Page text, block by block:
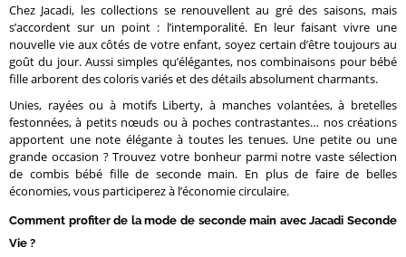
Chez Jacadi, les collections se renouvellent au gré des saisons, mais
s’accordent sur un point : l’intemporalité. En leur faisant vivre une
nouvelle vie aux côtés de votre enfant, soyez certain d’être toujours au
goût du jour. Aussi simples qu’élégantes, nos combinaisons pour bébé
fille arborent des coloris variés et des détails absolument charmants.
Unies, rayées ou à motifs Liberty, à manches volantées, à bretelles
festonnées, à petits nœuds ou à poches contrastantes… nos créations
apportent une note élégante à toutes les tenues. Une petite ou une
grande occasion ? Trouvez votre bonheur parmi notre vaste sélection
de combis bébé fille de seconde main. En plus de faire de belles
économies, vous participerez à l’économie circulaire.
Comment profiter de la mode de seconde main avec Jacadi Seconde
Vie ?